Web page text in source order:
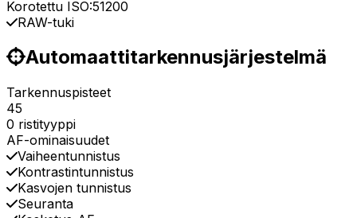
Korotettu ISO:51200
RAW-tuki
Automaattitarkennusjärjestelmä
Tarkennuspisteet
45
0 ristityyppi
AF-ominaisuudet
Vaiheentunnistus
Kontrastintunnistus
Kasvojen tunnistus
Seuranta